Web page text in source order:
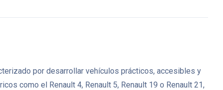
por desarrollar vehículos prácticos, accesibles y
como el Renault 4, Renault 5, Renault 19 o Renault 21,